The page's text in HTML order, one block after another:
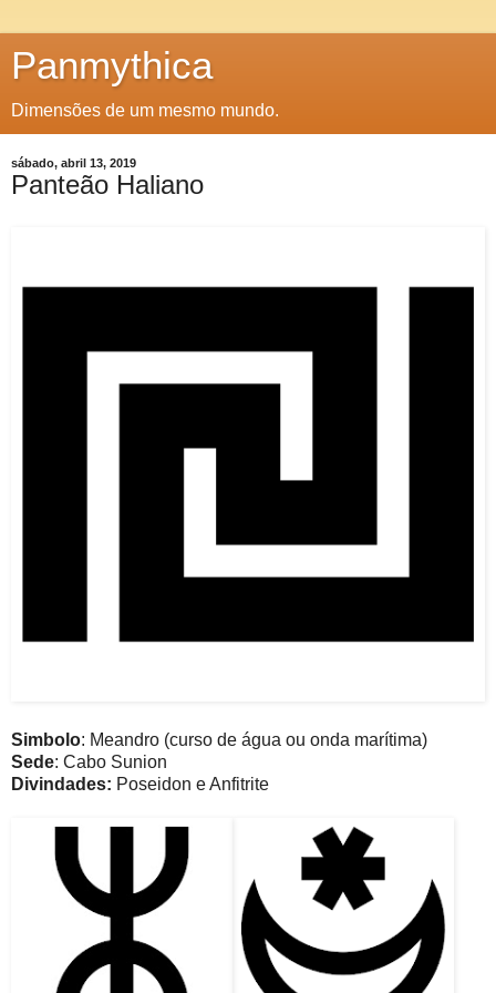
Panmythica
Dimensões de um mesmo mundo.
sábado, abril 13, 2019
Panteão Haliano
Simbolo: Meandro (curso de água ou onda marítima)
Sede: Cabo Sunion
Divindades: Poseidon e Anfitrite